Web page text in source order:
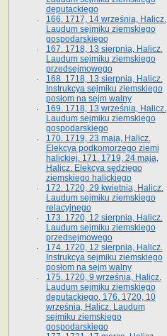
deputackiego
166. 1717, 14 września, Halicz.
Laudum sejmiku ziemskiego
gospodarskiego
167. 1718, 13 sierpnia, Halicz.
Laudum sejmiku ziemskiego
przedsejmowego
168. 1718, 13 sierpnia, Halicz.
Instrukcya sejmiku ziemskiego
posłom na sejm walny
169. 1718, 13 września, Halicz.
Laudum sejmiku ziemskiego
gospodarskiego
170. 1719, 23 maja, Halicz.
Elekcya podkomorzego ziemi
halickiej. 171. 1719, 24 maja,
Halicz. Elekcya sędziego
ziemskiego halickiego
172. 1720, 29 kwietnia, Halicz.
Laudum sejmiku ziemskiego
relacyjnego
173. 1720, 12 sierpnia, Halicz.
Laudum sejmiku ziemskiego
przedsejmowego
174. 1720, 12 sierpnia, Halicz.
Instrukcya sejmiku ziemskiego
posłom na sejm walny
175. 1720, 9 września, Halicz.
Laudum sejmiku ziemskiego
deputackiego. 176. 1720, 10
września, Halicz. Laudum
sejmiku ziemskiego
gospodarskiego